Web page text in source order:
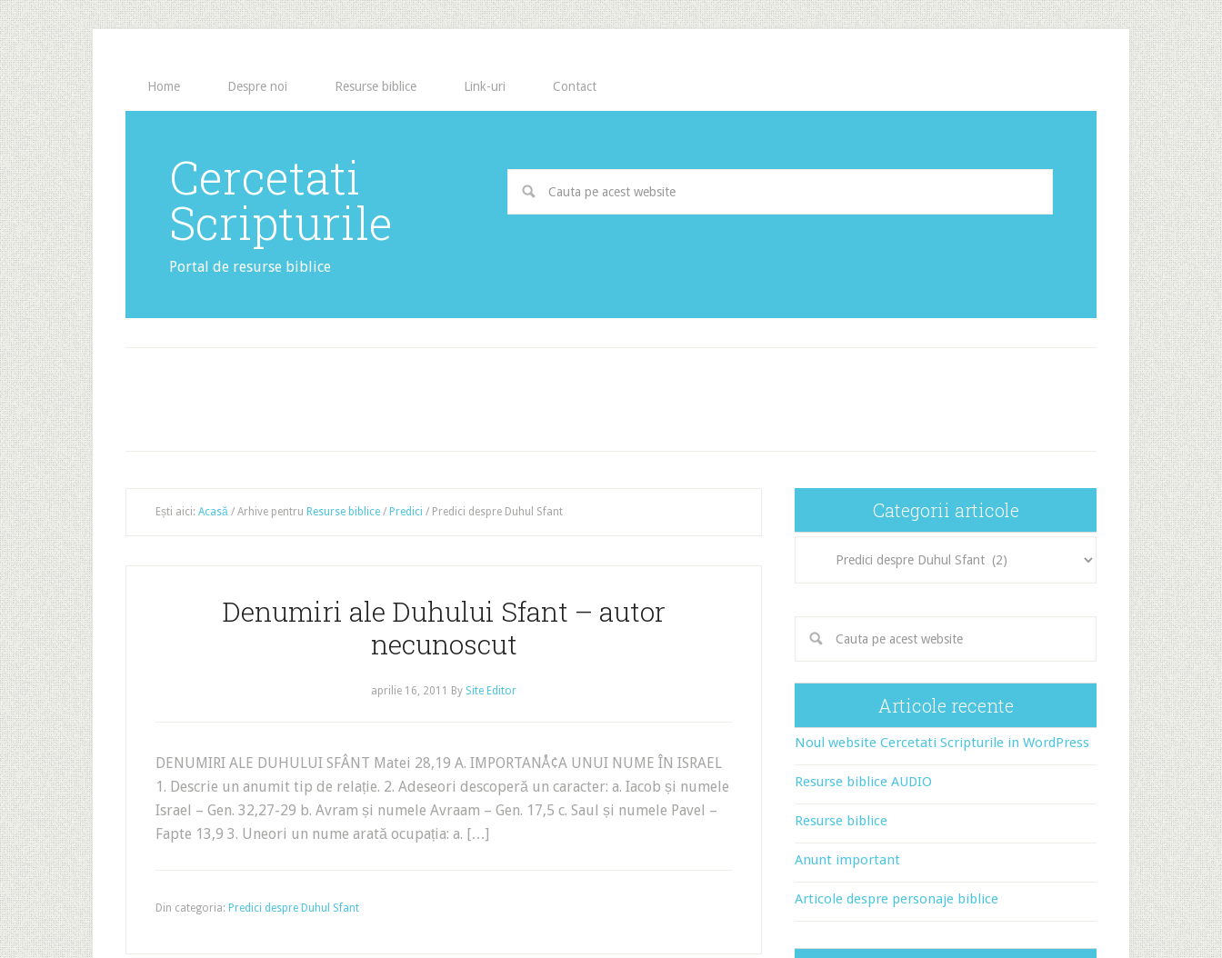
Home Despre noi Resurse biblice Link-uri Contact
Cercetati
Scripturile
Portal de resurse biblice
Ești aici: Acasă / Arhive pentru Resurse biblice / Predici / Predici despre Duhul Sfant
Denumiri ale Duhului Sfant – autor
necunoscut
aprilie 16, 2011 By Site Editor
DENUMIRI ALE DUHULUI SFÂNT Matei 28,19 A. IMPORTANÅ¢A UNUI NUME ÎN ISRAEL
1. Descrie un anumit tip de relație. 2. Adeseori descoperă un caracter: a. Iacob și numele
Israel – Gen. 32,27-29 b. Avram și numele Avraam – Gen. 17,5 c. Saul și numele Pavel –
Fapte 13,9 3. Uneori un nume arată ocupația: a. […]
Din categoria: Predici despre Duhul Sfant
Categorii articole
articole
Articole recente
Noul website Cercetati Scripturile in WordPress
Resurse biblice AUDIO
Resurse biblice
Anunt important
Articole despre personaje biblice